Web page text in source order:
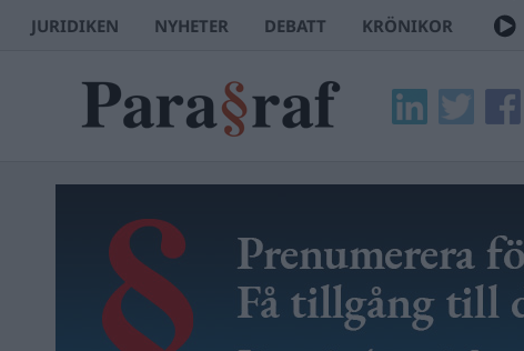
JURIDIKEN NYHETER DEBATT KRÖNIKOR